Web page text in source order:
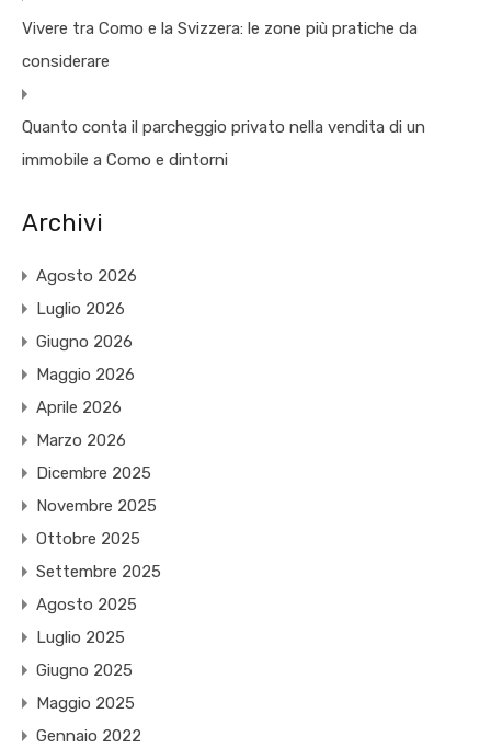
Vivere tra Como e la Svizzera: le zone più pratiche da
considerare
Quanto conta il parcheggio privato nella vendita di un
immobile a Como e dintorni
Archivi
Agosto 2026
Luglio 2026
Giugno 2026
Maggio 2026
Aprile 2026
Marzo 2026
Dicembre 2025
Novembre 2025
Ottobre 2025
Settembre 2025
Agosto 2025
Luglio 2025
Giugno 2025
Maggio 2025
Gennaio 2022